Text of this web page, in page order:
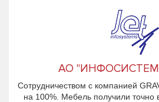
АО
Сотрудничеством с компанией
на 100%. Мебель получили точно